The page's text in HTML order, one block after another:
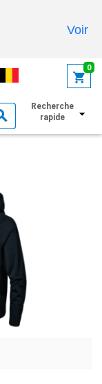
Voir
0
Recherche
rapide